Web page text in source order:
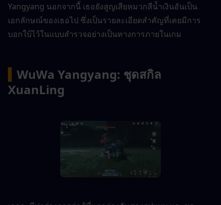
Yangyang นอกจากนี้ เธอยังสูญเสียหมวกสีน้ำเงินอันเป็น
เอกลักษณ์ของเธอไป ซึ่งเป็นรายละเอียดสำคัญที่เคยมีการ
บอกใบ้ไว้ในแบบสำรวจอย่างเป็นทางการภายในเกม
WuWa Yangyang: ชุดสกิล
XuanLing